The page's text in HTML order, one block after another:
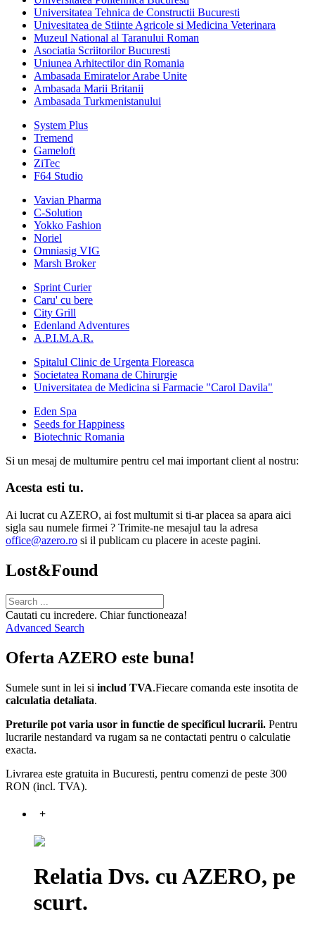
Universitatea Tehnica de Constructii Bucuresti
Univesitatea de Stiinte Agricole si Medicina Veterinara
Muzeul National al Taranului Roman
Asociatia Scriitorilor Bucuresti
Uniunea Arhitectilor din Romania
Ambasada Emiratelor Arabe Unite
Ambasada Marii Britanii
Ambasada Turkmenistanului
System Plus
Tremend
Gameloft
ZiTec
F64 Studio
Vavian Pharma
C-Solution
Yokko Fashion
Noriel
Omniasig VIG
Marsh Broker
Sprint Curier
Caru' cu bere
City Grill
Edenland Adventures
A.P.I.M.A.R.
Spitalul Clinic de Urgenta Floreasca
Societatea Romana de Chirurgie
Universitatea de Medicina si Farmacie "Carol Davila"
Eden Spa
Seeds for Happiness
Biotechnic Romania
Si un mesaj de multumire pentru cel mai important client al nostru:
Acesta esti tu.
Ai lucrat cu AZERO, ai fost multumit si ti-ar placea sa apara aici
sigla sau numele firmei ? Trimite-ne mesajul tau la adresa
office@azero.ro si il publicam cu placere in aceste pagini.
Lost&Found
Cautati cu incredere. Chiar functioneaza!
Advanced Search
Oferta AZERO este buna!
Sumele sunt in lei si includ TVA.Fiecare comanda este insotita de
calculatia detaliata.
Preturile pot varia usor in functie de specificul lucrarii. Pentru
lucrarile nestandard va rugam sa ne contactati pentru o calculatie
exacta.
Livrarea este gratuita in Bucuresti, pentru comenzi de peste 300
RON (incl. TVA).
+
Relatia Dvs. cu AZERO, pe
scurt.